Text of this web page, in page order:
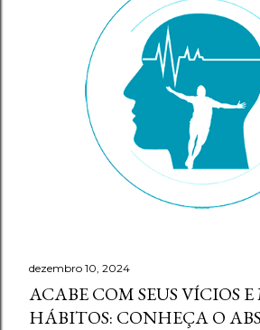
dezembro 10, 2024
ACABE COM SEUS VÍCIOS
HÁBITOS: CONHEÇA O